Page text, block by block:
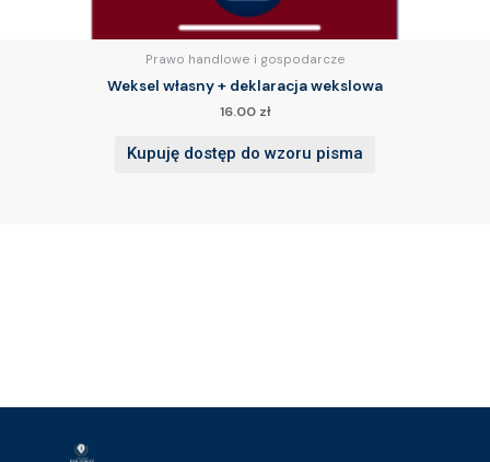
Prawo handlowe i gospodarcze
Weksel własny + deklaracja wekslowa
16.00 zł
Kupuję dostęp do wzoru pisma